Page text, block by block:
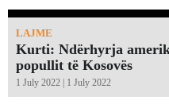
LAJME
Kurti: Ndërhyrja
popullit të Kosovës
1 July 2022 | 1 July 2022